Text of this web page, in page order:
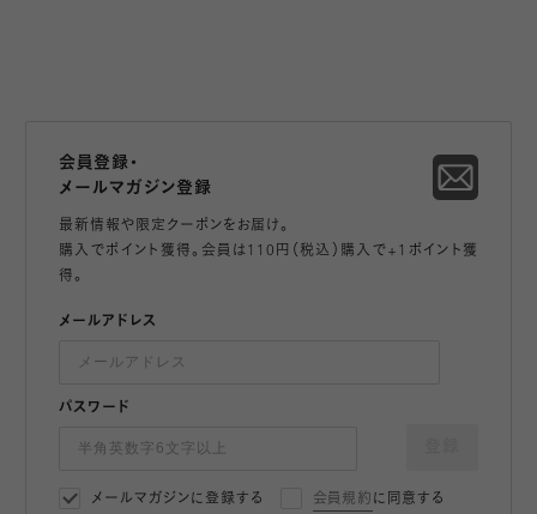
会員登録・
メールマガジン登録
最新情報や限定クーポンをお届け。
購入でポイント獲得。会員は110円（税込）購入で+1ポイント獲
得。
メールアドレス
パスワード
メールマガジンに登録する 会員規約 に同意する